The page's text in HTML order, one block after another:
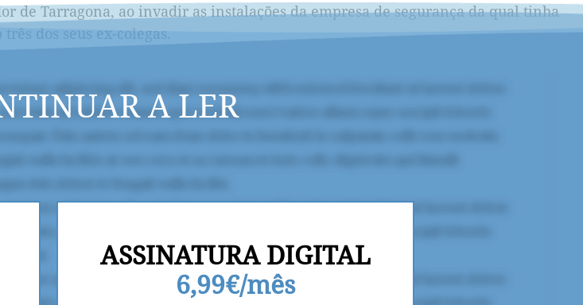
de Tarragona, ao invadir as instalações da empresa de segurança da qual tinha
dos seus ex-colegas.
A LER
ASSINATURA DIGITAL
6,99€/mês